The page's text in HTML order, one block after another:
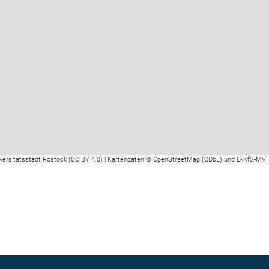
Rostock (CC BY 4.0) | Kartendaten © OpenStreetMap (ODbL) und LkKfS-MV